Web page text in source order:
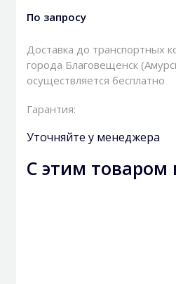
По запросу
Доставка до транспортных
города Благовещенск
осуществляется бесплатно
Гарантия:
Уточняйте у менеджера
С этим товаром